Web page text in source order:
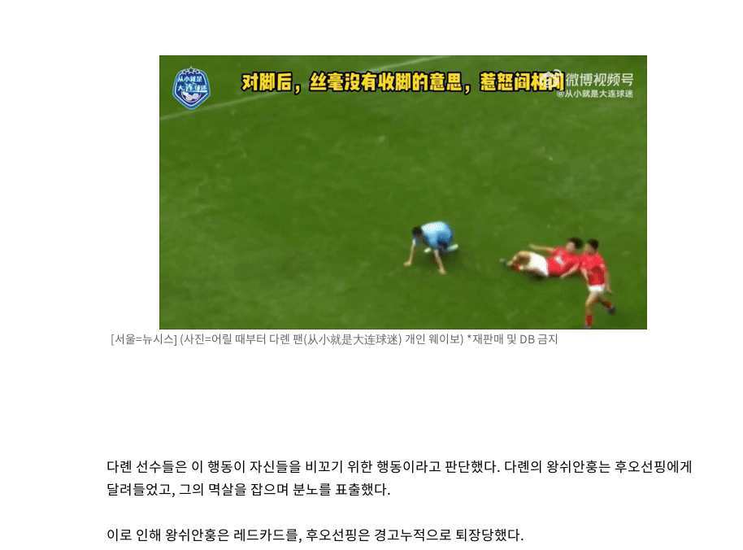
[서울=뉴시스] (사진=어릴 때부터 다롄 팬(从小就是大连球迷) 개인 웨이보) *재판매 및 DB 금지
다롄 선수들은 이 행동이 자신들을 비꼬기 위한 행동이라고 판단했다. 다롄의 왕쉬안훙는 후오선핑에게
달려들었고, 그의 멱살을 잡으며 분노를 표출했다.
이로 인해 왕쉬안훙은 레드카드를, 후오선핑은 경고누적으로 퇴장당했다.